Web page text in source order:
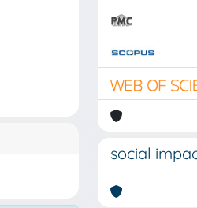
social